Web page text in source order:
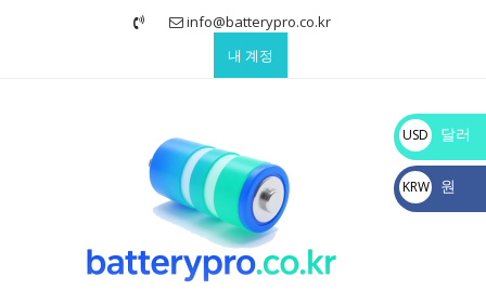
info@batterypro.co.kr
내 계정
USD
$
달러
KRW
₩
원